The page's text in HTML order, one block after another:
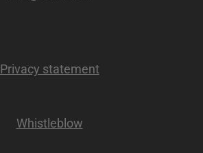
Privacy statement
Whistleblow